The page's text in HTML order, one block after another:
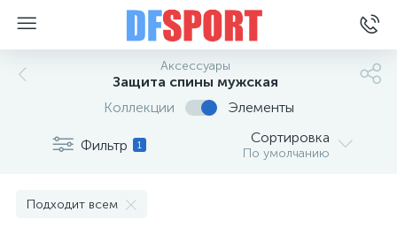
Аксессуары
Защита спины мужская
Коллекции
Элементы
Фильтр 1 Сортировка
По умолчанию
Подходит всем